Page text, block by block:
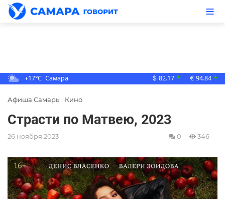
+17°C Самара $ 82.17 ▲ € 94.84 ▲
Афиша Самары Кино
Страсти по Матвею, 2023
26 ноября 2023 0 346